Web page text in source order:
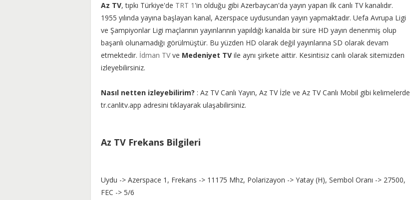
Az TV, tıpkı Türkiye'de TRT 1 'in olduğu gibi Azerbaycan'da yayın yapan ilk canlı TV kanalıdır.
1955 yılında yayına başlayan kanal, Azerspace uydusundan yayın yapmaktadır. Uefa Avrupa Ligi
ve Şampiyonlar Ligi maçlarının yayınlarının yapıldığı kanalda bir süre HD yayın denenmiş olup
başarılı olunamadığı görülmüştür. Bu yüzden HD olarak değil yayınlarına SD olarak devam
etmektedir. İdman TVve Medeniyet TV ile aynı şirkete aittir. Kesintisiz canlı olarak sitemizden
izleyebilirsiniz.
Nasıl netten izleyebilirim? : Az TV Canlı Yayın, Az TV İzle ve Az TV Canlı Mobil gibi kelimelerde
tr.canlitv.app adresini tıklayarak ulaşabilirsiniz.
Az TV Frekans Bilgileri
Uydu -> Azerspace 1, Frekans -> 11175 Mhz, Polarizayon -> Yatay (H), Sembol Oranı -> 27500,
FEC -> 5/6